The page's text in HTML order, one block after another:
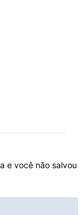
e você não salvou